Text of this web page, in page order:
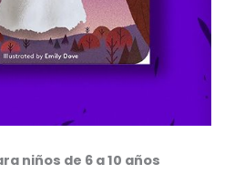
niños de 6 a 10 años